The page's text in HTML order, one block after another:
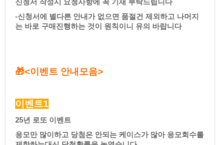
신청서작성시요청사항에꼭기재부탁드립니다
-신청서에별다른안내가없으면품절건제외하고나머지
는바로구매진행하는것이원칙이니유의바랍니다
🎁<이벤트안내모음>
이벤트1
25년로또이벤트
응모만많이하고당첨은안되는케이스가많아응모회수를